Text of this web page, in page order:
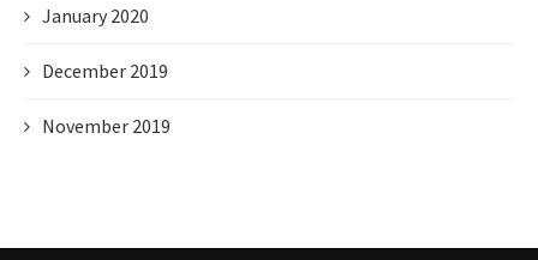
January 2020
December 2019
November 2019